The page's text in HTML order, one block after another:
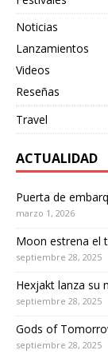
Noticias
Lanzamientos
Videos
Reseñas
Travel
ACTUALIDAD
Puerta de
marzo 1, 2026
Moon estrena el
septiembre 28, 2025
Hexjakt lanza su
septiembre 28, 2025
Gods of
septiembre 28, 2025